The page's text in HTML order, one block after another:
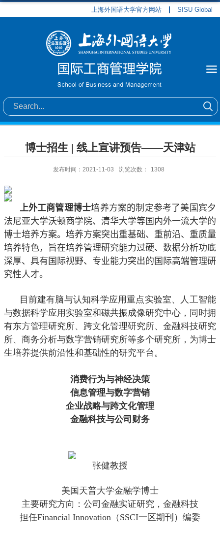
上海外国语大学官方网站 SISU Global
博士招生 | 线上宣讲预告——天津站
发布时间：2021-11-03 浏览次数： 1308
上外工商管理博士培养方案的制定参考了美国宾夕
法尼亚大学沃顿商学院、清华大学等国内外一流大学的
博士培养方案。培养方案突出重基础、重前沿、重质量
培养特色，旨在培养管理研究能力过硬、数据分析功底
深厚、具有国际视野、专业能力突出的国际高端管理研
究性人才。
目前建有脑与认知科学应用重点实验室、人工智能
与数据科学应用实验室和磁共振成像研究中心，同时拥
有东方管理研究所、跨文化管理研究所、金融科技研究
所、商务分析与数字营销研究所等多个研究所，为博士
生培养提供前沿性和基础性的研究平台。
消费行为与神经决策
信息管理与数字营销
企业战略与跨文化管理
金融科技与公司财务
张健教授
美国天普大学金融学博士
主要研究方向：公司金融实证研究，金融科技
担任Financial Innovation （ SSCI一区期刊）编委